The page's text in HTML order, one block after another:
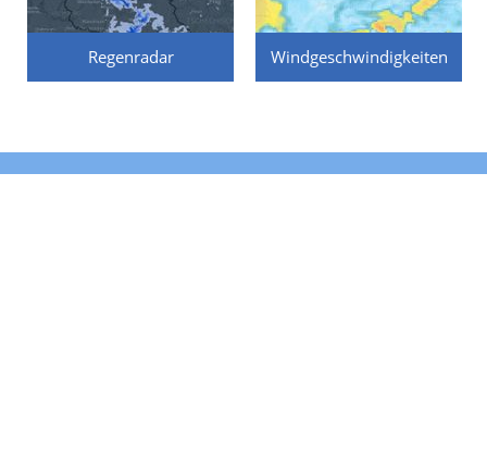
Regenradar Windgeschwindigkeiten